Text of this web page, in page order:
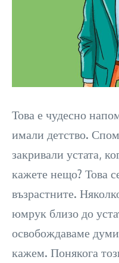
Това е чудесно
имали детство.
закривали устата,
кажете нещо? Това
възрастните.
юмрук близо до
освобождаваме
кажем. Понякога